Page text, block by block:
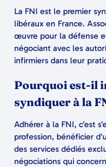
La FNI est le premier
libéraux en France.
œuvre pour la défense
négociant avec les
infirmiers dans leur
Pourquoi est-il
syndiquer à la
Adhérer à la FNI, c’est
profession, bénéficier
des services dédiés
négociations qui